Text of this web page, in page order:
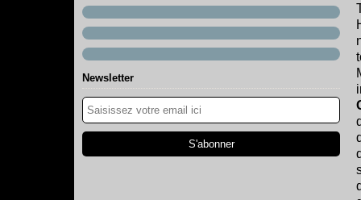
Newsletter